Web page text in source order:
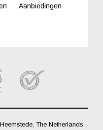
Aanbiedingen
The Netherlands